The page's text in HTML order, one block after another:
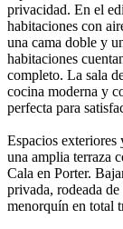
privacidad. En el
habitaciones con
una cama doble y
habitaciones
completo. La sala
cocina moderna y
perfecta para
Espacios exteriores
una amplia terraza
Cala en Porter.
privada, rodeada
menorquín en total